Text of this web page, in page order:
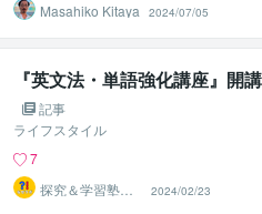
Masahiko Kitaya
2024/07/05
『英文法・単語強化講座』開
記事
ライフスタイル
7
探究＆学習塾｜
なぜラボ
2024/02/23